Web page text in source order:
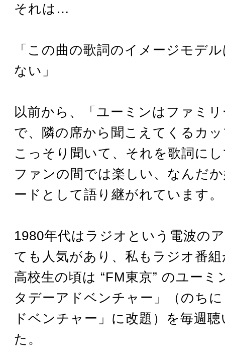
それは…
「この曲の歌詞のイメージモデ
ない」
以前から、「ユーミンはファミ
で、隣の席から聞こえてくるカ
こっそり聞いて、それを歌詞に
ファンの間では楽しい、なんだ
ードとして語り継がれています。
1980年代はラジオという電波の
ても人気があり、私もラジオ番
高校生の頃は “FM東京” のユーミ
タデーアドベンチャー」（のち
ドベンチャー」に改題）を毎週
た。